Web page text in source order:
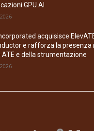
GPU AI
acquisisce
e rafforza la presenza
e della strumentazione